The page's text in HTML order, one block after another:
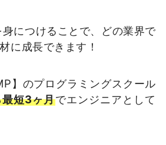
につけることで、どの業界で
に成長できます！
】のプログラミングスクール
短3ヶ月でエンジニアとして